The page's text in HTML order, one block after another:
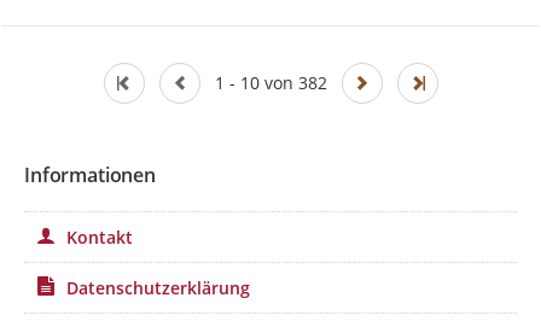
1 - 10 von 382
Informationen
Kontakt
Datenschutzerklärung